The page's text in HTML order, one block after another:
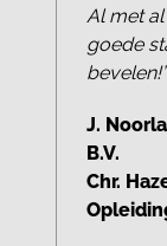
Al met
goede
bevelen!”
J.
B.V.
Chr.